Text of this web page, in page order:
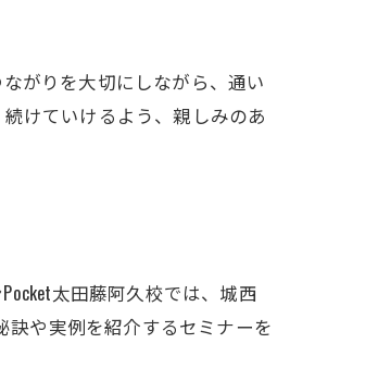
がりを大切にしながら、通い
けていけるよう、親しみのあ
太田藤阿久校では、城西
訣や実例を紹介するセミナーを